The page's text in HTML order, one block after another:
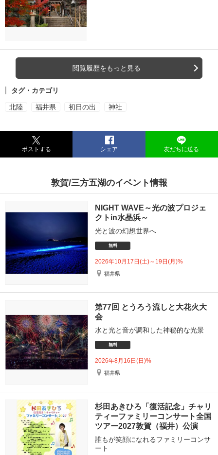
閲覧履歴をもっと見る
タグ・カテゴリ
北陸 福井県 初日の出 神社
ポストする シェア 友だちに送る
敦賀/三方五湖のイベント情報
NIGHT WAVE～光の波プロジェ
クトin水晶浜～
光と波の幻想世界へ
無料
2026年10月17日(土)～19日(月)%
福井県
第77回 とうろう流しと大花火大
会
水と光と音が調和した神秘的な光景
無料
2026年8月16日(日)%
福井県
杉田あきひろ「復活記念」チャリ
ティーファミリーコンサート全国
ツアー2027敦賀（福井）公演
誰もが笑顔になれるファミリーコンサ
ート